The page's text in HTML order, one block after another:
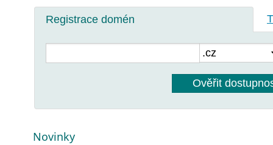
Registrace domén
Ověřit
Novinky